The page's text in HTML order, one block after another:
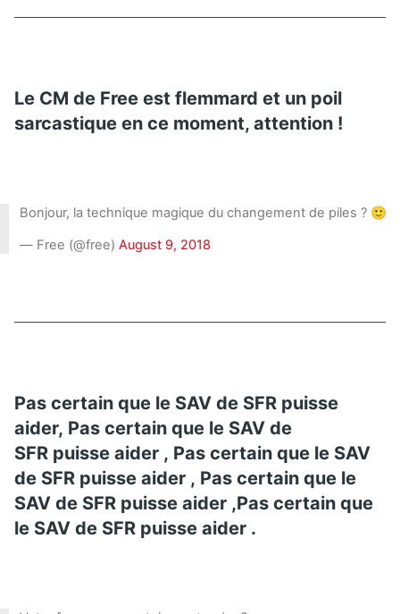
Le CM de Free est flemmard et un poil
sarcastique en ce moment, attention !
Bonjour, la technique magique du changement de piles ? 🙂
— Free (@free) August 9, 2018
Pas certain que le SAV de SFR puisse
aider, Pas certain que le SAV de
SFR puisse aider , Pas certain que le SAV
de SFR puisse aider , Pas certain que le
SAV de SFR puisse aider ,Pas certain que
le SAV de SFR puisse aider .